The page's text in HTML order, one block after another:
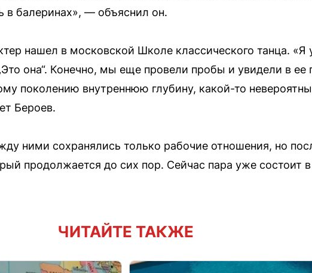
в балеринах», — объяснил он.
нашел в московской Школе классического танца. «Я
она“. Конечно, мы еще провели пробы и увидели в ее
поколению внутреннюю глубину, какой-то
Бероев.
ними сохранялись только рабочие отношения, но
продолжается до сих пор. Сейчас пара уже состоит
ЧИТАЙТЕ ТАКЖЕ